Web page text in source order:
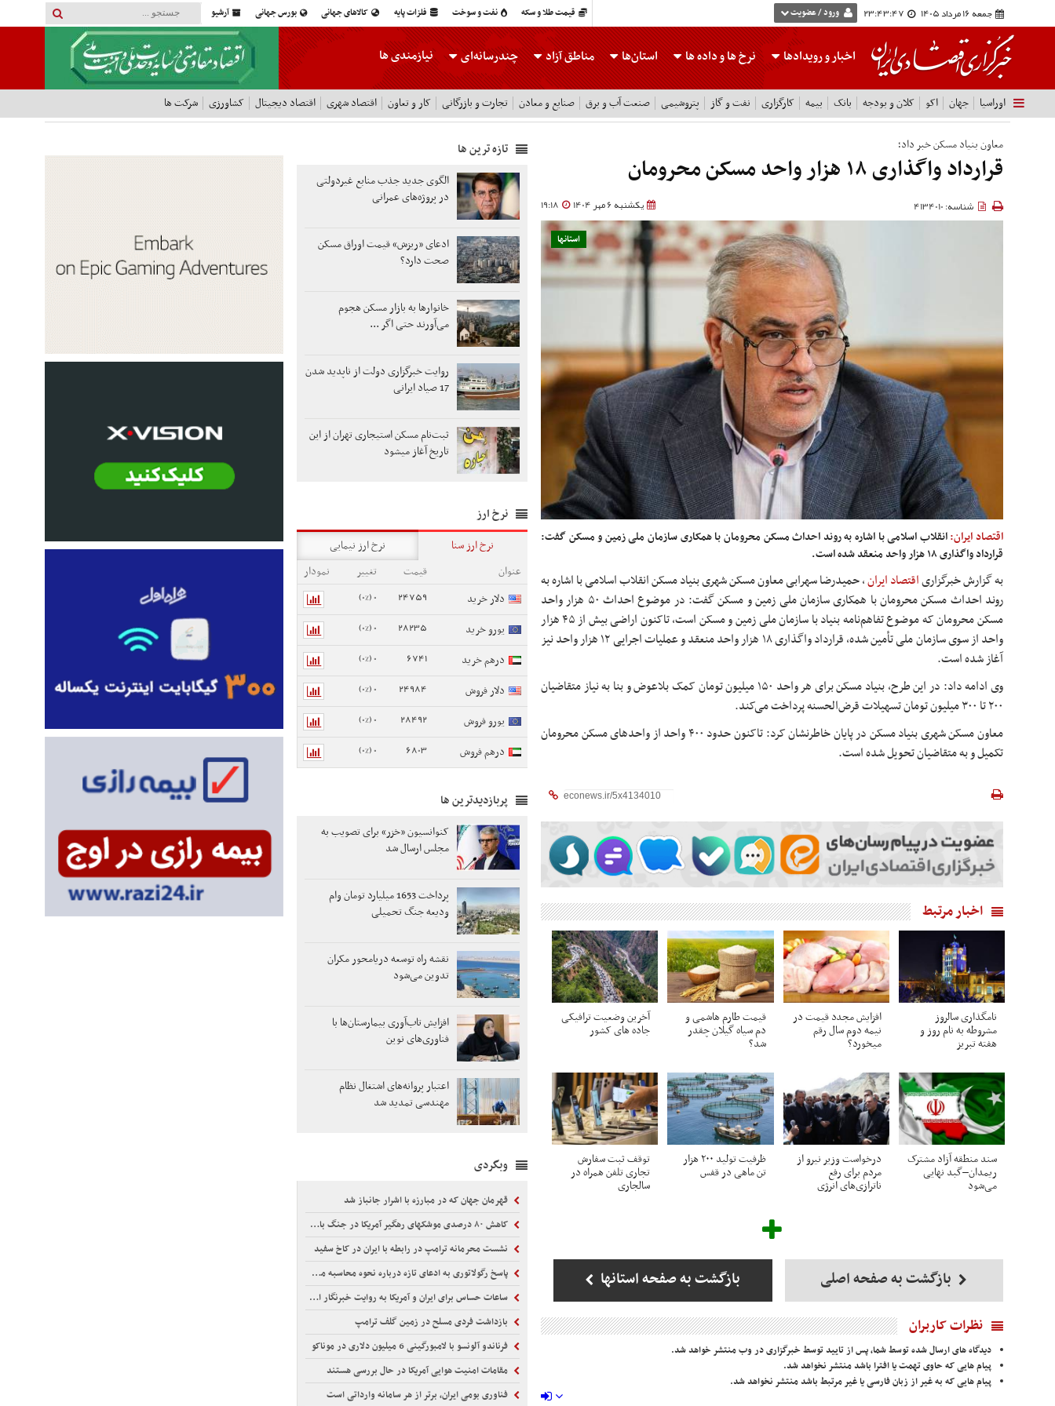
قیمت طلا و سکه نفت و سوخت فلزات پایه کالاهای جهانی بورس جهانی آرشیو جمعه 16 مرداد 1405 23:43:48 ورود / عضویت
اخبار و رویدادها نرخ هاو داده ها استان‌ها مناطق آزاد چندرسانه‌ای نیازمندی ها
اوراسیا جهان اکو کلان و بودجه بانک بیمه کارگزاری نفت و گاز پتروشیمی صنعت آب و برق صنایع و معادن تجارت و بازرگانی کار و تعاون اقتصاد شهری اقتصاد دیجیتال کشاورزی شرکت ها
معاون بنیاد مسکن خبر داد؛
قرارداد واگذاری ۱۸ هزار واحد مسکن محرومان
یکشنبه 6 مهر 1404 19:18 شناسه: 4134010
استانها
اقتصاد ایران:انقلاب اسلامی با اشاره به روند احداث مسکن محرومان با همکاری سازمان ملی زمین و مسکن گفت:
قرارداد واگذاری ۱۸ هزار واحد منعقد شده است.
به گزارش خبرگزاریاقتصاد ایران،حمیدرضا سهرابی معاون مسکن شهری بنیاد مسکن انقلاب اسلامی با اشاره به
روند احداث مسکن محرومان با همکاری سازمان ملی زمین و مسکن گفت: در موضوع احداث ۵۰ هزار واحد
مسکن محرومان که موضوع تفاهم‌نامه بنیاد با سازمان ملی زمین و مسکن است، تاکنون اراضی بیش از ۴۵ هزار
واحد از سوی سازمان ملی تأمین شده، قرارداد واگذاری ۱۸ هزار واحد منعقد و عملیات اجرایی ۱۲ هزار واحد نیز
آغاز شده است.
وی ادامه داد: در این طرح، بنیاد مسکن برای هر واحد ۱۵۰ میلیون تومان کمک بلاعوض و بنا به نیاز متقاضیان
۲۰۰ تا ۳۰۰ میلیون تومان تسهیلات قرض‌الحسنه پرداخت می‌کند.
معاون مسکن شهری بنیاد مسکن در پایان خاطرنشان کرد: تاکنون حدود ۴۰۰ واحد از واحدهای مسکن محرومان
تکمیل و به متقاضیان تحویل شده است.
اخبار مرتبط
نامگذاری سالروز
مشروطه به نام روز و
هفته تبریز
افزایش مجدد قیمت در
نیمه دوم سال رقم
میخورد؟
قیمت طارم هاشمی و
دم سیاه گیلان چقدر
شد؟
آخرین وضعیت ترافیکی
جاده های کشور
سند منطقه آزاد مشترک
ریمدان–گبد نهایی
می‌شود
درخواست وزیر نیرو از
مردم برای رفع
ناترازی‌های انرژی
ظرفیت تولید ۲۰۰ هزار
تن ماهی در قفس
توقف ثبت سفارش
تجاری تلفن همراه در
سالجاری
بازگشت به صفحه اصلی بازگشت به صفحه استانها
نظرات کاربران
دیدگاه های ارسال شده توسط شما، پس از تایید توسط خبرگزاری در وب منتشر خواهد شد.
پیام هایی که حاوی تهمت یا افترا باشد منتشر نخواهد شد.
پیام هایی که به غیر از زبان فارسی یا غیر مرتبط باشد منتشر نخواهد شد.
تازه ترین ها
الگوی جدید جذب منابع غیردولتی
در پروژه‌های عمرانی
ادعای «ریزش» قیمت اوراق مسکن
صحت دارد؟
خانوارها به بازار مسکن هجوم
می‌آورند حتی اگر ...
روایت خبرگزاری دولت از ناپدید شدن
17 صیاد ایرانی
ثبت‌نام مسکن استیجاری تهران از این
تاریخ آغاز میشود
نرخ ارز
نرخ ارز سنا
نرخ ارز نیمایی
عنوان
قیمت تغییر
نمودار
دلار خرید
24759
0 (0%)
یورو خرید 28235
0 (0%)
درهم خرید 6741
0 (0%)
دلار فروش 24984
0 (0%)
یورو فروش 28492
0 (0%)
درهم فروش 6803
0 (0%)
پربازدیدترین ها
کنوانسیون «خزر» برای تصویب به
مجلس ارسال شد
پرداخت 1653 میلیارد تومان وام
ودیعه جنگ تحمیلی
نقشه راه توسعه دریامحور مکران
تدوین می‌شود
افزایش تاب‌آوری بیمارستان‌ها با
فناوری‌های نوین
اعتبار پروانه‌های اشتغال نظام
مهندسی تمدید شد
وبگردی
قهرمان جهان که در مبارزه با اشرار جانباز شد
کاهش ۸۰ درصدی موشکهای رهگیر آمریکا در جنگ با ایران
نشست محرمانه ترامپ در رابطه با ایران در کاخ سفید
پاسخ رگولاتوری به ادعای تازه درباره نحوه محاسبه مصرف اینترنت
ساعات حساس برای ایران و آمریکا به روایت خبرنگار الجزیره
بازداشت فردی مسلح در زمین گلف ترامپ
فرناندو آلونسو با لامبورگینی 6 میلیون دلاری در موناکو
مقامات امنیت هوایی آمریکا در حال بررسی هستند
فناوری بومی ایران، برتر از هر سامانه وارداتی است